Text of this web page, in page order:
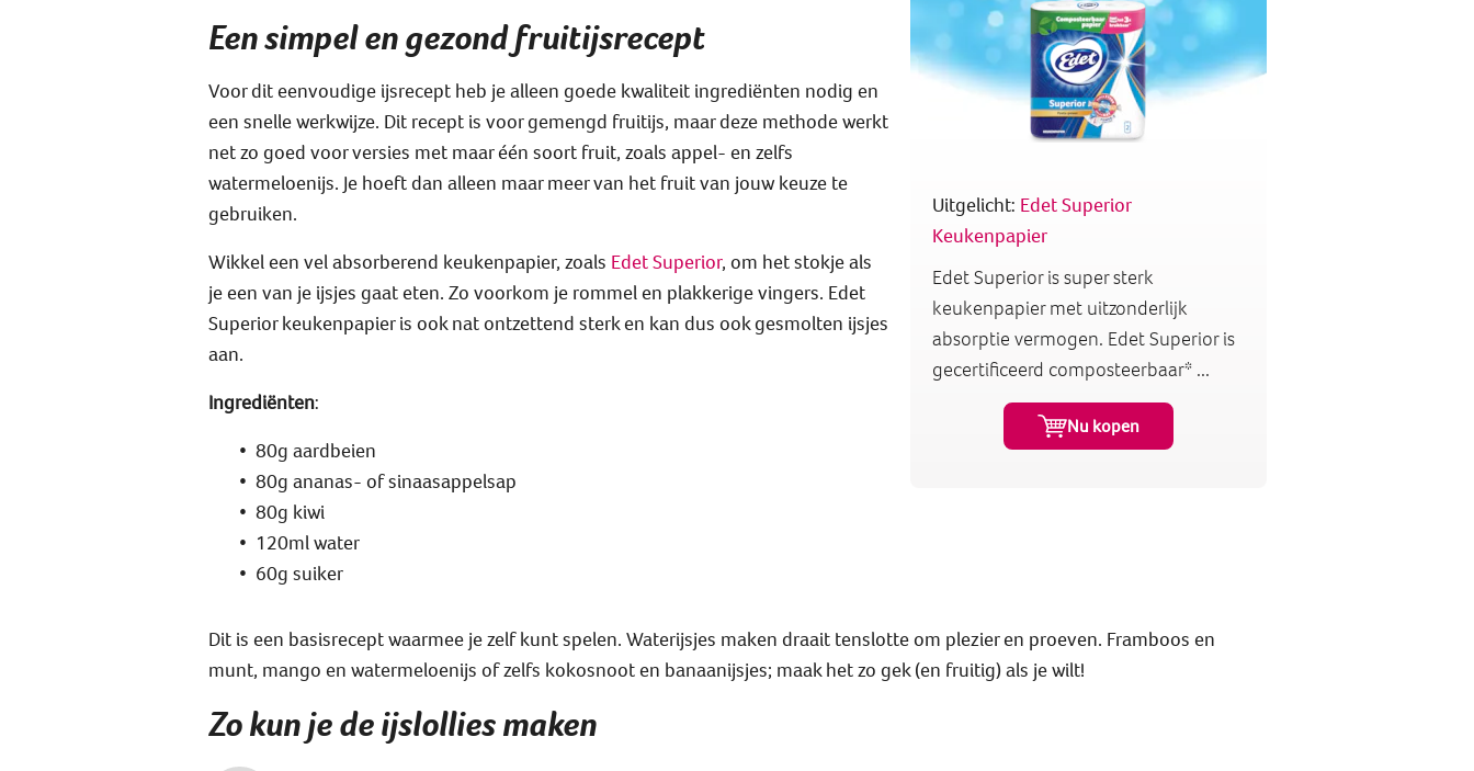
Uitgelicht: Edet Superior
Keukenpapier
Edet Superior is super sterk
keukenpapier met uitzonderlijk
absorptie vermogen. Edet Superior is
gecertificeerd composteerbaar* ...
Nu kopen
Een simpel en gezond fruitijsrecept
Voor dit eenvoudige ijsrecept heb je alleen goede kwaliteit ingrediënten nodig en
een snelle werkwijze. Dit recept is voor gemengd fruitijs, maar deze methode werkt
net zo goed voor versies met maar één soort fruit, zoals appel- en zelfs
watermeloenijs. Je hoeft dan alleen maar meer van het fruit van jouw keuze te
gebruiken.
Wikkel een vel absorberend keukenpapier, zoals Edet Superior, om het stokje als
je een van je ijsjes gaat eten. Zo voorkom je rommel en plakkerige vingers. Edet
Superior keukenpapier is ook nat ontzettend sterk en kan dus ook gesmolten ijsjes
aan.
Ingrediënten:
80g aardbeien
80g ananas- of sinaasappelsap
80g kiwi
120ml water
60g suiker
Dit is een basisrecept waarmee je zelf kunt spelen. Waterijsjes maken draait tenslotte om plezier en proeven. Framboos en
munt, mango en watermeloenijs of zelfs kokosnoot en banaanijsjes; maak het zo gek (en fruitig) als je wilt!
Zo kun je de ijslollies maken